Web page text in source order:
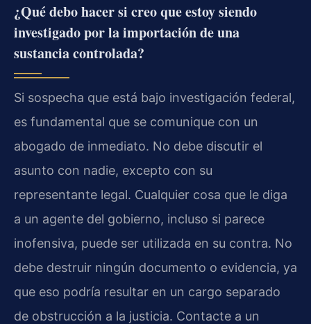
¿Qué debo hacer si creo que estoy siendo
investigado por la importación de una
sustancia controlada?
Si sospecha que está bajo investigación federal,
es fundamental que se comunique con un
abogado de inmediato. No debe discutir el
asunto con nadie, excepto con su
representante legal. Cualquier cosa que le diga
a un agente del gobierno, incluso si parece
inofensiva, puede ser utilizada en su contra. No
debe destruir ningún documento o evidencia, ya
que eso podría resultar en un cargo separado
de obstrucción a la justicia. Contacte a un